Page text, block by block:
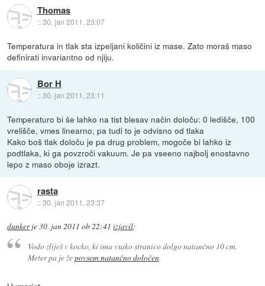
Thomas
::30. jan 2011, 23:07
Temperatura in tlak sta izpeljani količini iz mase. Zato moraš maso
definirati invariantno od njiju.
Bor H
::30. jan 2011, 23:11
Temperaturo bi še lahko na tist blesav način določu: 0 ledišče, 100
vrelišče, vmes linearno, pa tudi to je odvisno od tlaka
Kako boš tlak določu je pa drug problem, mogoče bi lahko iz
podtlaka, ki ga povzroči vakuum. Je pa vseeno najbolj enostavno
lepo z maso oboje izrazt.
rasta
::30. jan 2011, 23:37
dunkerje30. jan 2011 ob 22:41 izjavil:
Vodo zliješ v kocko, ki ima vsako stranico dolgo natančno 10 cm.
Meter pa je žepovsem natančno določen.